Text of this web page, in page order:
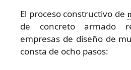
El proceso constructivo de
de concreto armado
empresas de diseño de
consta de ocho pasos: